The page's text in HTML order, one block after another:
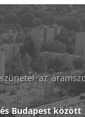
az
Budapest között